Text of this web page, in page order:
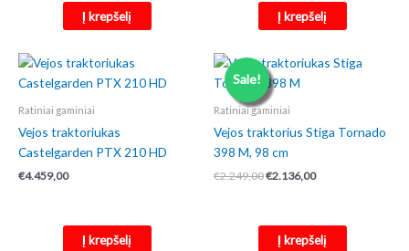
Į krepšelį Į krepšelį
Ratiniai gaminiai
Vejos traktoriukas
Castelgarden PTX 210 HD
€4.459,00
Į krepšelį
Sale!
Ratiniai gaminiai
Vejos traktorius Stiga Tornado
398 M, 98 cm
€2.249,00Original
€2.136,00Current
Į krepšelį